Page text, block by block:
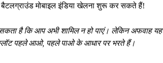
मोबाइल इंडिया खेलना शुरू कर सकते हैं!
है कि आप अभी शामिल न हो पाएं। लेकिन अफवाह
स्लॉट पहले आओ, पहले पाओ के आधार पर भरते हैं।